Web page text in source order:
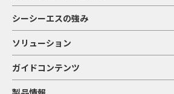
シーシーエスの強み
ソリューション
ガイドコンテンツ